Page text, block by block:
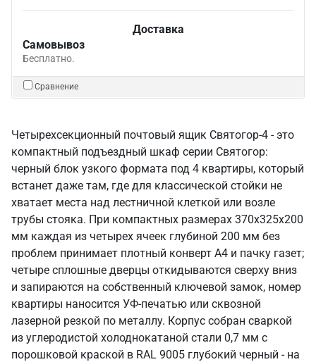
Доставка
Самовывоз
Бесплатно.
Сравнение
Четырехсекционный почтовый ящик Святогор-4 - это
компактный подъездный шкаф серии Святогор:
черный блок узкого формата под 4 квартиры, который
встанет даже там, где для классической стойки не
хватает места над лестничной клеткой или возле
трубы стояка. При компактных размерах 370х325х200
мм каждая из четырех ячеек глубиной 200 мм без
проблем принимает плотный конверт А4 и пачку газет;
четыре сплошные дверцы откидываются сверху вниз
и запираются на собственный ключевой замок, номер
квартиры наносится УФ-печатью или сквозной
лазерной резкой по металлу. Корпус собран сваркой
из углеродистой холоднокатаной стали 0,7 мм с
порошковой краской в RAL 9005 глубокий черный - на